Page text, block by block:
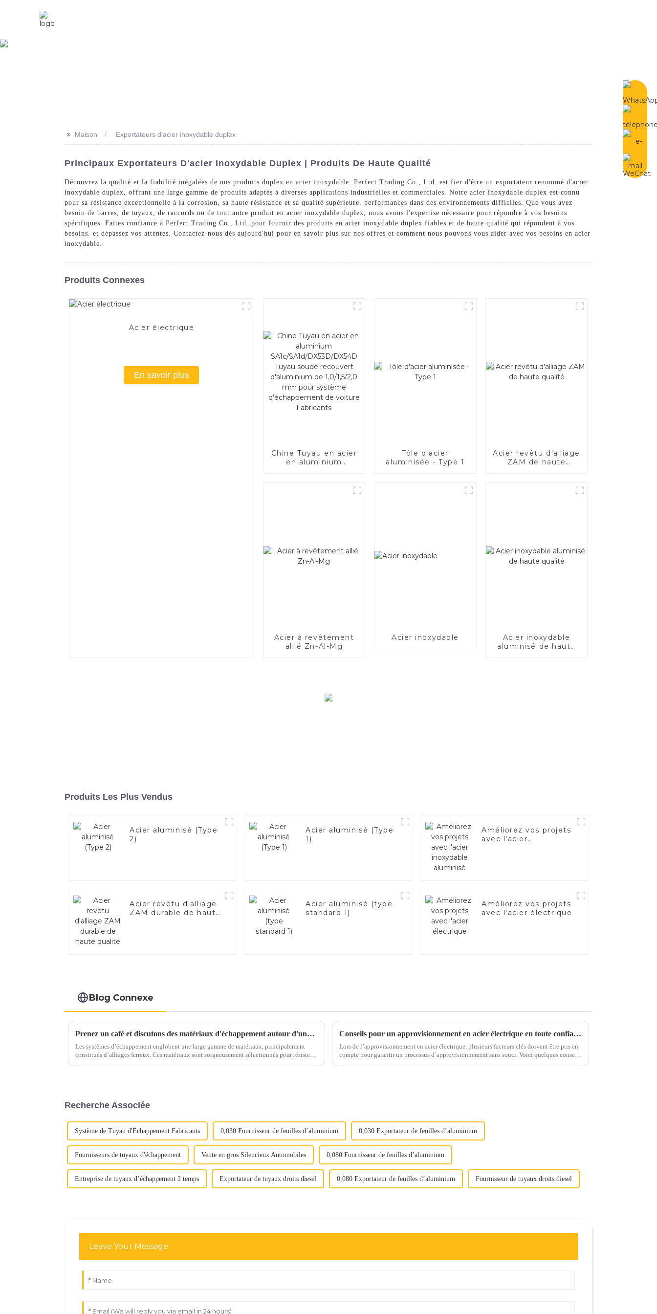
>> Maison Exportateurs d'acier inoxydable duplex
Principaux Exportateurs D'acier Inoxydable Duplex | Produits De Haute Qualité
Découvrez la qualité et la fiabilité inégalées de nos produits duplex en acier inoxydable. Perfect Trading Co., Ltd. est fier d'être un exportateur renommé d'acier
inoxydable duplex, offrant une large gamme de produits adaptés à diverses applications industrielles et commerciales. Notre acier inoxydable duplex est connu
pour sa résistance exceptionnelle à la corrosion, sa haute résistance et sa qualité supérieure. performances dans des environnements difficiles. Que vous ayez
besoin de barres, de tuyaux, de raccords ou de tout autre produit en acier inoxydable duplex, nous avons l'expertise nécessaire pour répondre à vos besoins
spécifiques. Faites confiance à Perfect Trading Co., Ltd. pour fournir des produits en acier inoxydable duplex fiables et de haute qualité qui répondent à vos
besoins. et dépassez vos attentes. Contactez-nous dès aujourd'hui pour en savoir plus sur nos offres et comment nous pouvons vous aider avec vos besoins en acier
inoxydable.
Produits Connexes
Acier électrique
En savoir plus
Chine Tuyau en acier
en aluminium
Tôle d'acier
aluminisée - Type 1
Acier revêtu d'alliage
ZAM de haute
Acier à revêtement
allié Zn-Al-Mg
Acier inoxydable
Acier inoxydable
aluminisé de haute
Produits Les Plus Vendus
Acier aluminisé (Type
2)
Acier aluminisé (Type
1)
Améliorez vos projets
avec l'acier
Acier revêtu d'alliage
ZAM durable de haute
Acier aluminisé (type
standard 1)
Améliorez vos projets
avec l'acier électrique
Blog Connexe
Prenez un café et discutons des matériaux d'échappement autour d'une tasse
Les systèmes d’échappement englobent une large gamme de matériaux, principalement
constitués d’alliages ferreux. Ces matériaux sont soigneusement sélectionnés pour résister
Conseils pour un approvisionnement en acier électrique en toute confiance
Lors de l’approvisionnement en acier électrique, plusieurs facteurs clés doivent être pris en
compte pour garantir un processus d’approvisionnement sans souci. Voici quelques conseils
Recherche Associée
Système de Tuyau d'Échappement Fabricants 0,030 Fournisseur de feuilles d’aluminium 0,030 Exportateur de feuilles d’aluminium
Fournisseurs de tuyaux d'échappement Vente en gros Silencieux Automobiles 0,080 Fournisseur de feuilles d’aluminium
Entreprise de tuyaux d’échappement 2 temps Exportateur de tuyaux droits diesel 0,080 Exportateur de feuilles d’aluminium Fournisseur de tuyaux droits diesel
Leave Your Message